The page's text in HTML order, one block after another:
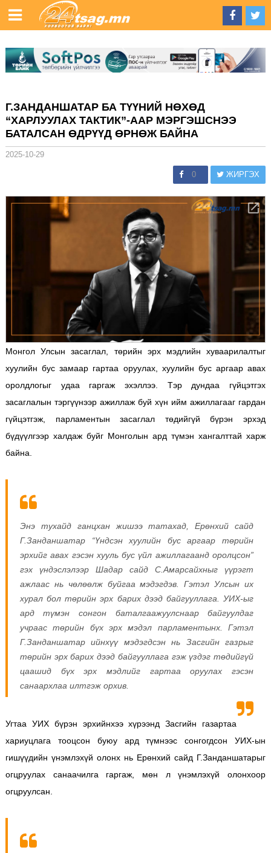
Г.ЗАНДАНШАТАР БА ТҮҮНИЙ НӨХӨД
“ХАРЛУУЛАХ ТАКТИК”-ААР МЭРГЭШСНЭЭ
БАТАЛСАН ӨДРҮҮД ӨРНӨЖ БАЙНА
2025-10-29
0 ЖИРГЭХ
Монгол Улсын засаглал, төрийн эрх мэдлийн хуваарилалтыг
хуулийн бус замаар гартаа оруулах, хуулийн бус аргаар авах
оролдлогыг удаа гаргаж эхэллээ. Тэр дундаа гүйцэтгэх
засаглалын тэргүүнээр ажиллаж буй хүн ийм ажиллагааг гардан
гүйцэтгэж, парламентын засаглал төдийгүй бүрэн эрхэд
бүдүүлгээр халдаж буйг Монголын ард түмэн хангалттай харж
байна.
Энэ тухайд ганцхан жишээ татахад, Ерөнхий сайд
Г.Занданшатар “Үндсэн хуулийн бус аргаар төрийн
эрхийг авах гэсэн хууль бус үйл ажиллагаанд оролцсон”
гэх үндэслэлээр Шадар сайд С.Амарсайхныг үүрэгт
ажлаас нь чөлөөлж буйгаа мэдэгдэв. Гэтэл Улсын их
хурал бол төрийн эрх барих дээд байгууллага. УИХ-ыг
ард түмэн сонгон баталгаажуулснаар байгуулдаг
учраас төрийн бүх эрх мэдэл парламентынх. Гэтэл
Г.Занданшатар ийнхүү мэдэгдсэн нь Засгийн газрыг
төрийн эрх барих дээд байгууллага гэж үздэг төдийгүй
цаашид бүх эрх мэдлийг гартаа оруулах гэсэн
санаархлаа илтгэж орхив.
Угтаа УИХ бүрэн эрхийнхээ хүрээнд Засгийн газартаа
хариуцлага тооцсон буюу ард түмнээс сонгогдсон УИХ-ын
гишүүдийн үнэмлэхүй олонх нь Ерөнхий сайд Г.Занданшатарыг
огцруулах санаачилга гаргаж, мөн л үнэмлэхүй олонхоор
огцруулсан.